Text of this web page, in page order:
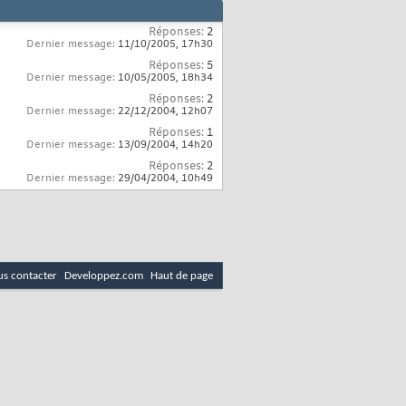
Réponses: 2
Dernier message: 11/10/2005, 17h30
Réponses: 5
Dernier message: 10/05/2005, 18h34
Réponses: 2
Dernier message: 22/12/2004, 12h07
Réponses: 1
Dernier message: 13/09/2004, 14h20
Réponses: 2
Dernier message: 29/04/2004, 10h49
contacter Developpez.com Haut de page